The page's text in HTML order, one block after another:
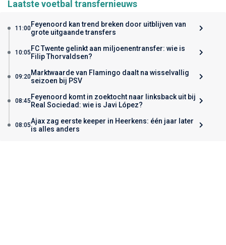
Laatste voetbal transfernieuws
11:00Feyenoord kan trend breken door uitblijven van
grote uitgaande transfers
10:05 FC Twente gelinkt aan miljoenentransfer: wie is
Filip Thorvaldsen?
09:20Marktwaarde van Flamingo daalt na wisselvallig
seizoen bij PSV
08:45 Feyenoord komt in zoektocht naar linksback uit bij
Real Sociedad: wie is Javi López?
08:05Ajax zag eerste keeper in Heerkens: één jaar later
is alles anders